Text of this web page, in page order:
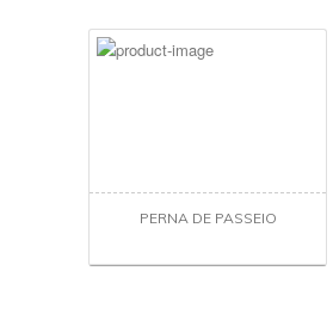
PERNA DE PASSEIO